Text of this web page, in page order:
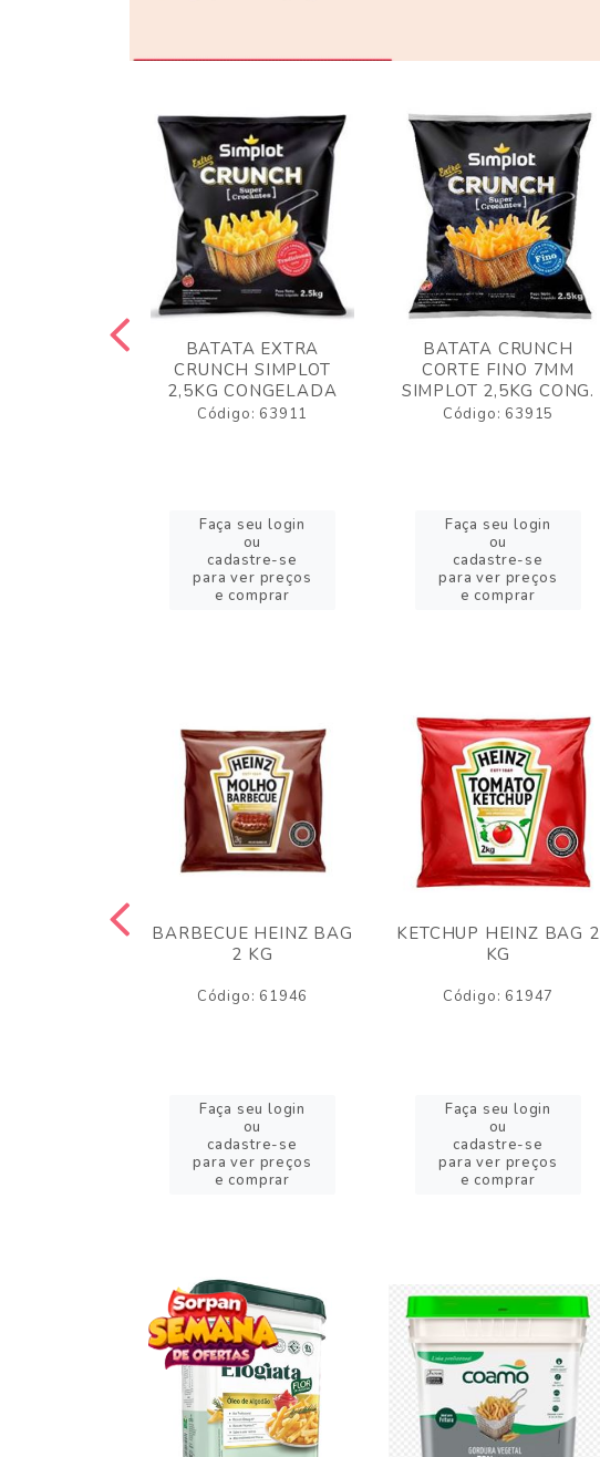
BATATA EXTRA
CRUNCH SIMPLOT
2,5KG CONGELADA
Código: 63911
Faça seu login
ou
cadastre-se
para ver preços
e comprar
BATATA CRUNCH
CORTE FINO 7MM
SIMPLOT 2,5KG CONG.
Código: 63915
Faça seu login
ou
cadastre-se
para ver preços
e comprar
BARBECUE HEINZ BAG
2 KG
Código: 61946
Faça seu login
ou
cadastre-se
para ver preços
e comprar
KETCHUP HEINZ BAG 2
KG
Código: 61947
Faça seu login
ou
cadastre-se
para ver preços
e comprar